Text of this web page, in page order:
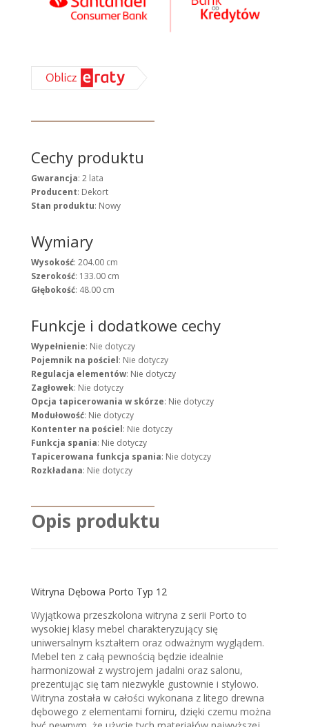
Cechy produktu
Gwarancja: 2 lata
Producent: Dekort
Stan produktu: Nowy
Wymiary
Wysokość: 204.00 cm
Szerokość: 133.00 cm
Głębokość: 48.00 cm
Funkcje i dodatkowe cechy
Wypełnienie: Nie dotyczy
Pojemnik na pościel: Nie dotyczy
Regulacja elementów: Nie dotyczy
Zagłowek: Nie dotyczy
Opcja tapicerowania w skórze: Nie dotyczy
Modułowość: Nie dotyczy
Kontenter na pościel: Nie dotyczy
Funkcja spania: Nie dotyczy
Tapicerowana funkcja spania: Nie dotyczy
Rozkładana: Nie dotyczy
Opis produktu
Witryna Dębowa Porto Typ 12
Wyjątkowa przeszkolona witryna z serii Porto to
wysokiej klasy mebel charakteryzujący się
uniwersalnym kształtem oraz odważnym wyglądem.
Mebel ten z całą pewnością będzie idealnie
harmonizował z wystrojem jadalni oraz salonu,
prezentując się tam niezwykle gustownie i stylowo.
Witryna została w całości wykonana z litego drewna
dębowego z elementami forniru, dzięki czemu można